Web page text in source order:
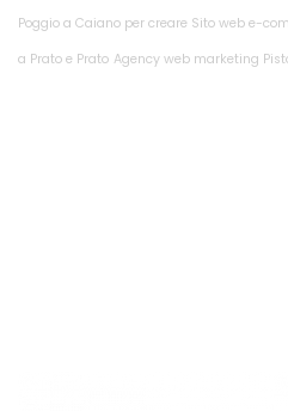
Poggio a Caiano per creare Sito web e-
a Prato e Prato Agency web marketing